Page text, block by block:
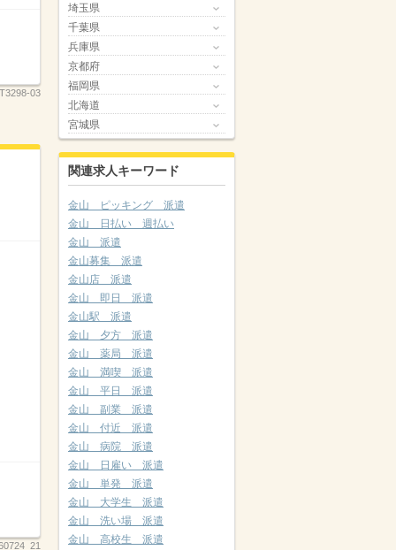
03
埼玉県
千葉県
兵庫県
京都府
福岡県
北海道
宮城県
関連求人キーワード
金山 ピッキング 派遣
金山 日払い 週払い
金山 派遣
金山募集 派遣
金山店 派遣
金山 即日 派遣
金山駅 派遣
金山 夕方 派遣
金山 薬局 派遣
金山 満喫 派遣
金山 平日 派遣
金山 副業 派遣
金山 付近 派遣
金山 病院 派遣
金山 日雇い 派遣
金山 単発 派遣
金山 大学生 派遣
金山 洗い場 派遣
金山 高校生 派遣